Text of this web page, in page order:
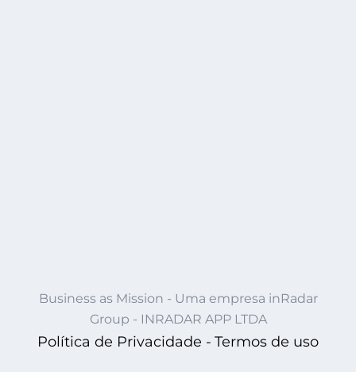
Business as Mission - Uma empresa inRadar
Group - INRADAR APP LTDA
Política de Privacidade - Termos de uso